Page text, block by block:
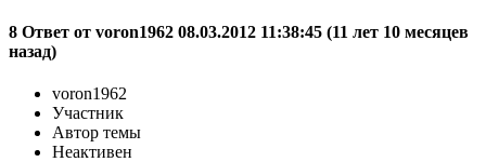
8 Ответ от voron1962 08.03.2012 11:38:45 (11 лет 10 месяцев
назад)
voron1962
Участник
Автор темы
Неактивен